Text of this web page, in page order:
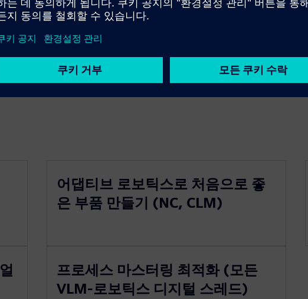
고 확인해 보세요.
CLM)
하세요.
어댑티브 로보틱스로 처음으로 좋
은 부품 만들기 (NC, CLM)
프로세스 마스터링 최적화 (모든
VLM-로보틱스 디지털 스레드)